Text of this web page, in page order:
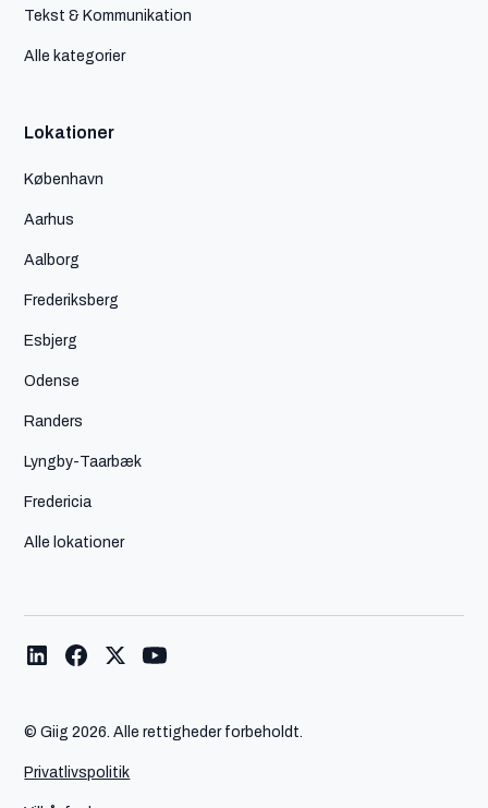
Tekst & Kommunikation
Alle kategorier
Lokationer
København
Aarhus
Aalborg
Frederiksberg
Esbjerg
Odense
Randers
Lyngby-Taarbæk
Fredericia
Alle lokationer
© Giig2026. Alle rettigheder forbeholdt.
Privatlivspolitik